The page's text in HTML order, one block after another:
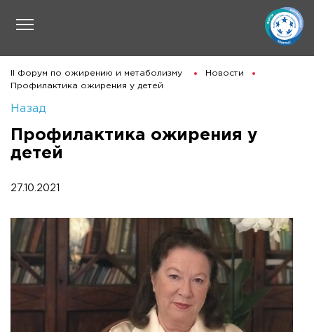
II Форум по ожирению и метаболизму
Новости
Профилактика ожирения у детей
Назад
Профилактика ожирения у
детей
27.10.2021